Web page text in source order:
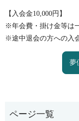
【入会金10,000円】
※年会費・掛け金等は
※途中退会の方への入
夢